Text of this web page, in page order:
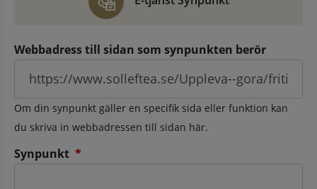
Webbadress till sidan som synpunkten berör
Om din synpunkt gäller en specifik sida eller funktion kan
du skriva in webbadressen till sidan här.
Synpunkt *